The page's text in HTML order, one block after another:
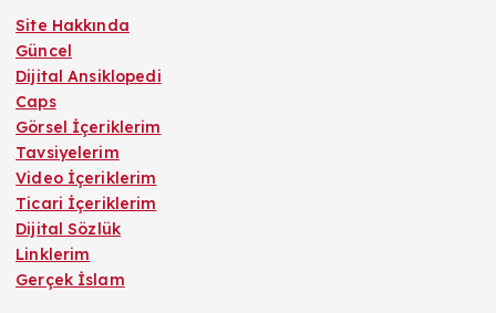
Site Hakkında
Güncel
Dijital Ansiklopedi
Caps
Görsel İçeriklerim
Tavsiyelerim
Video İçeriklerim
Ticari İçeriklerim
Dijital Sözlük
Linklerim
Gerçek İslam